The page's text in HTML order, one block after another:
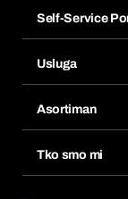
Self-Service
Popisi želja
Ponovno
Pretplate
Usluga
Tražitelji proizvoda
Asortiman
Tko smo mi